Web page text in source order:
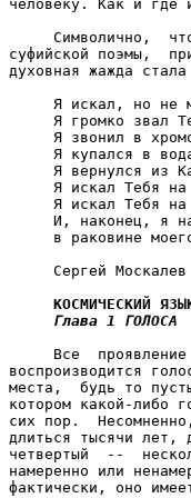
КОСМИЧЕСКИЙ
Глава 1 ГОЛОСА
Все  проявление
воспроизводится
места,  будь то
котором какой-либо
сих пор.
длиться тысячи
четвертый  --
намеренно или
фактически, оно